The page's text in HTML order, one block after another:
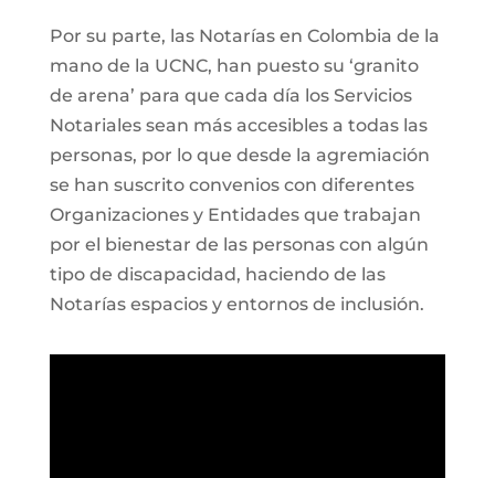
Por su parte, las Notarías en Colombia de la
mano de la UCNC, han puesto su ‘granito
de arena’ para que cada día los Servicios
Notariales sean más accesibles a todas las
personas, por lo que desde la agremiación
se han suscrito convenios con diferentes
Organizaciones y Entidades que trabajan
por el bienestar de las personas con algún
tipo de discapacidad, haciendo de las
Notarías espacios y entornos de inclusión.